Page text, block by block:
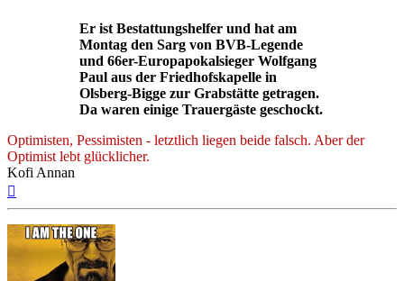
Er ist Bestattungshelfer und hat am
Montag den Sarg von BVB-Legende
und 66er-Europapokalsieger Wolfgang
Paul aus der Friedhofskapelle in
Olsberg-Bigge zur Grabstätte getragen.
Da waren einige Trauergäste geschockt.
Optimisten, Pessimisten - letztlich liegen beide falsch. Aber der
Optimist lebt glücklicher.
Kofi Annan